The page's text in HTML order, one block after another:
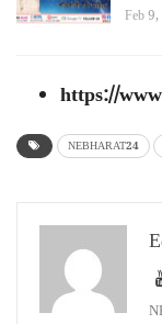
Feb
https://
NEBHARAT24